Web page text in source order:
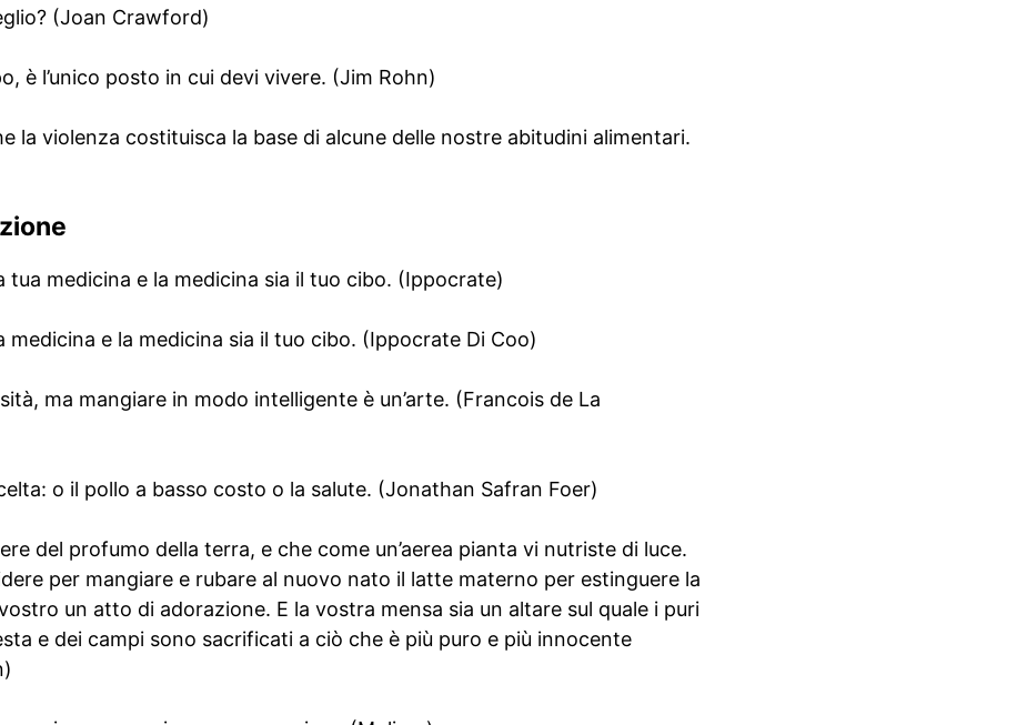
(Joan Crawford)
è l’unico posto in cui devi vivere. (Jim Rohn)
la violenza costituisca la base di alcune delle nostre abitudini alimentari.
tua medicina e la medicina sia il tuo cibo. (Ippocrate)
medicina e la medicina sia il tuo cibo. (Ippocrate Di Coo)
ma mangiare in modo intelligente è un’arte. (Francois de La
o il pollo a basso costo o la salute. (Jonathan Safran Foer)
del profumo della terra, e che come un’aerea pianta vi nutriste di luce.
per mangiare e rubare al nuovo nato il latte materno per estinguere la
un atto di adorazione. E la vostra mensa sia un altare sul quale i puri
e dei campi sono sacrificati a ciò che è più puro e più innocente